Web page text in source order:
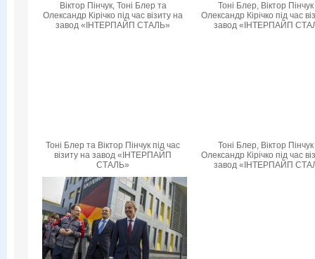
Віктор Пінчук, Тоні Блер та
Олександр Кірічко під час візиту на
завод «ІНТЕРПАЙП СТАЛЬ»
Тоні Блер, Віктор
Олександр Кірічко під час
завод «ІНТЕРПАЙП
Тоні Блер та Віктор Пінчук під час
візиту на завод «ІНТЕРПАЙП
СТАЛЬ»
Тоні Блер, Віктор
Олександр Кірічко під час
завод «ІНТЕРПАЙП